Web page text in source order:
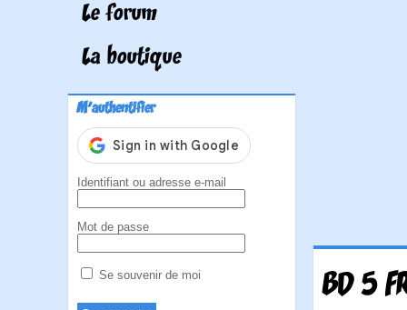
Le forum
La boutique
M'authentifier
Identifiant ou adresse e-mail
Mot de passe
Se souvenir de moi BD 5